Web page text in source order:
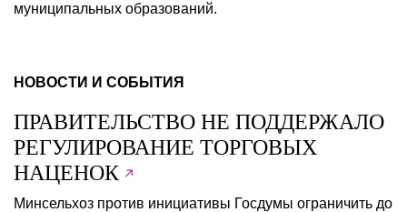
муниципальных образований.
НОВОСТИ И СОБЫТИЯ
ПРАВИТЕЛЬСТВО НЕ ПОДДЕРЖАЛО
РЕГУЛИРОВАНИЕ ТОРГОВЫХ
НАЦЕНОК
Минсельхоз против инициативы Госдумы ограничить до